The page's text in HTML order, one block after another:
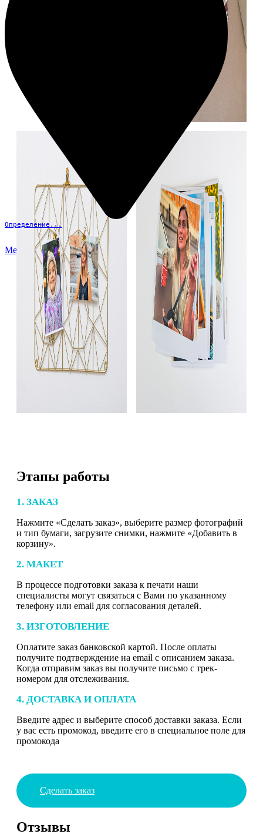
Определение...
Меню
Этапы работы
1. ЗАКАЗ
Нажмите «Сделать заказ», выберите размер фотографий
и тип бумаги, загрузите снимки, нажмите «Добавить в
корзину».
2. МАКЕТ
В процессе подготовки заказа к печати наши
специалисты могут связаться с Вами по указанному
телефону или email для согласования деталей.
3. ИЗГОТОВЛЕНИЕ
Оплатите заказ банковской картой. После оплаты
получите подтверждение на email с описанием заказа.
Когда отправим заказ вы получите письмо с трек-
номером для отслеживания.
4. ДОСТАВКА И ОПЛАТА
Введите адрес и выберите способ доставки заказа. Если
у вас есть промокод, введите его в специальное поле для
промокода
Сделать заказ
Отзывы